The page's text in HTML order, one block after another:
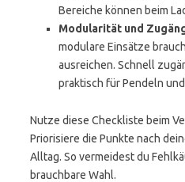
Bereiche können beim
Modularität und
modulare Einsätze
ausreichen. Schnell
praktisch für Pendeln
Nutze diese Checkliste beim
Priorisiere die Punkte nach
Alltag. So vermeidest du
brauchbare Wahl.